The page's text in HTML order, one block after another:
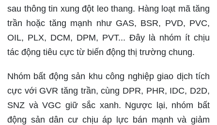
sau thông tin xung đột leo thang. Hàng loạt mã tăng
trần hoặc tăng mạnh như GAS, BSR, PVD, PVC,
OIL, PLX, DCM, DPM, PVT... Đây là nhóm ít chịu
tác động tiêu cực từ biến động thị trường chung.
Nhóm bất động sản khu công nghiệp giao dịch tích
cực với GVR tăng trần, cùng DPR, PHR, IDC, D2D,
SNZ và VGC giữ sắc xanh. Ngược lại, nhóm bất
động sản dân cư chịu áp lực bán mạnh và giảm